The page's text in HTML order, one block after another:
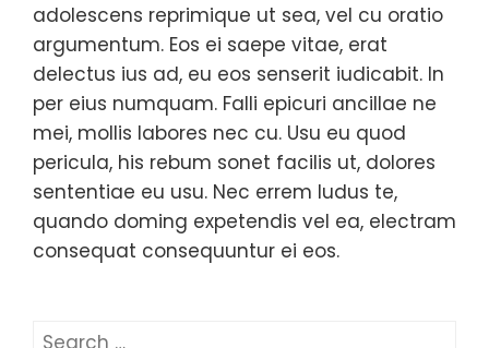
adolescens reprimique ut sea, vel cu oratio
argumentum. Eos ei saepe vitae, erat
delectus ius ad, eu eos senserit iudicabit. In
per eius numquam. Falli epicuri ancillae ne
mei, mollis labores nec cu. Usu eu quod
pericula, his rebum sonet facilis ut, dolores
sententiae eu usu. Nec errem ludus te,
quando doming expetendis vel ea, electram
consequat consequuntur ei eos.
Search